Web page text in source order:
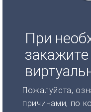
При
Пожалуйста,
причинами, по